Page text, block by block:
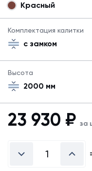
цвета
Красный
Комплектация калитки
с замком
Высота
2000 мм
23 930 ₽ за